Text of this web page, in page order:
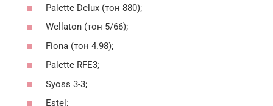
Palette Delux (тон 880);
Wellaton (тон 5/66);
Fiona (тон 4.98);
Palette RFE3;
Syoss 3-3;
Estel;